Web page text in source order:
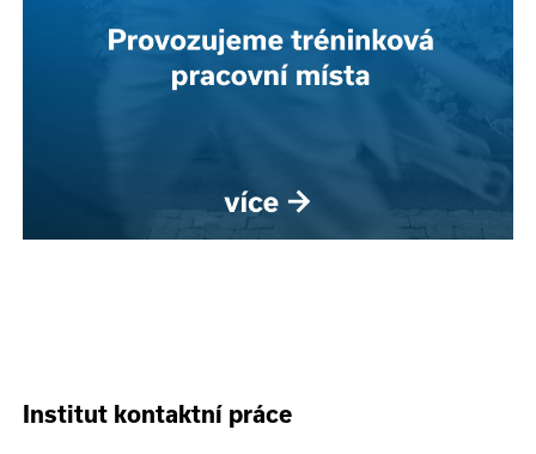
Institut kontaktní práce